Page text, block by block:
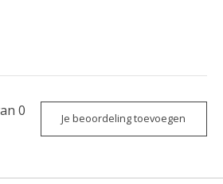
0
Je beoordeling toevoegen